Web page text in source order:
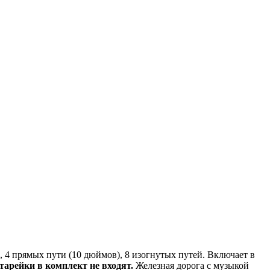
4 прямых пути (10 дюймов), 8 изогнутых путей. Включает в
в комплект не входят. Железная дорога с музыкой